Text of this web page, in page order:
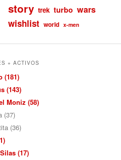
story trek turbo wars
wishlist world x-men
+ ACTIVOS
(181)
(143)
Moniz (58)
(37)
(36)
(17)